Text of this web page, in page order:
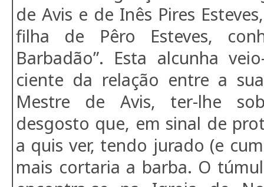
de Avis e de Inês Pires
filha de Pêro Esteves,
Barbadão”. Esta alcunha
ciente da relação entre a
Mestre de Avis, ter-lhe
desgosto que, em sinal de
a quis ver, tendo jurado (e
mais cortaria a barba. O